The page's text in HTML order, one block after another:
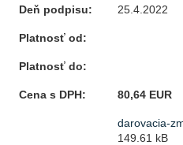
Deň podpisu: 25.4.2022
Platnosť od:
Platnosť do:
Cena s DPH: 80,64 EUR
darovacia-
149.61 kB